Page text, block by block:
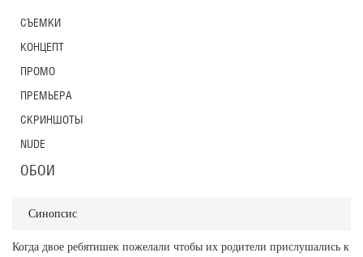
Синопсис
Когда двое ребятишек пожелали чтобы их родители прислушались к
СЪЕМКИ
КОНЦЕПТ
ПРОМО
ПРЕМЬЕРА
СКРИНШОТЫ
NUDE
ОБОИ